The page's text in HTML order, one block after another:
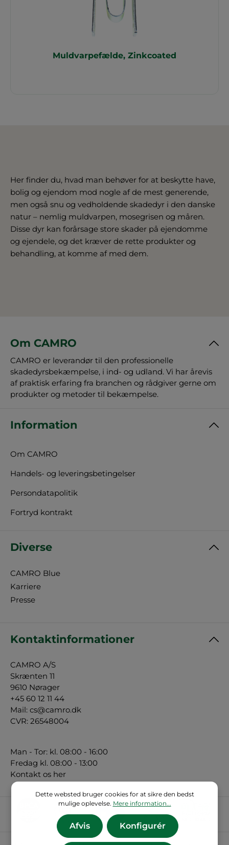
Muldvarpefælde, Zinkcoated
Her finder du, hvad man behøver for at beskytte have,
bolig og ejendom mod nogle af de mest generende,
men også snu og vedholdende skadedyr i den danske
natur – nemlig muldvarpen, mosegrisen og måren.
Disse dyr kan forårsage store skader på ejendomme
og ejendele, og det kræver de rette produkter og
behandling, at komme af med dem.
Om CAMRO
CAMRO er leverandør til den professionelle
skadedyrsbekæmpelse, i ind- og udland. Vi har årevis
af praktisk erfaring fra branchen og rådgiver gerne om
produkter og metoder til bekæmpelse.
Information
Om CAMRO
Handels- og leveringsbetingelser
Persondatapolitik
Fortryd kontrakt
Diverse
CAMRO Blue
Karriere
Presse
Kontaktinformationer
CAMRO A/S
Skrænten 11
9610 Nørager
+45 60 12 11 44
Mail: cs@camro.dk
CVR: 26548004
Man - Tor: kl. 08:00 - 16:00
Fredag kl. 08:00 - 13:00
Kontakt os her
Dette websted bruger cookies for at sikre den bedst
mulige oplevelse. Mere information...
Afvis Konfigurér